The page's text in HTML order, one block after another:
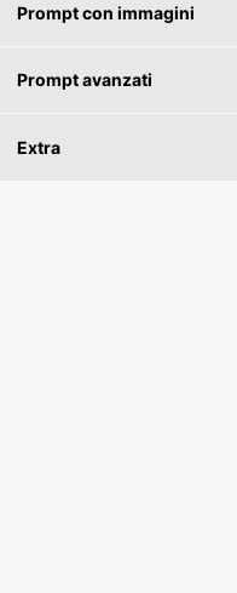
Prompt con immagini
Prompt avanzati
Extra